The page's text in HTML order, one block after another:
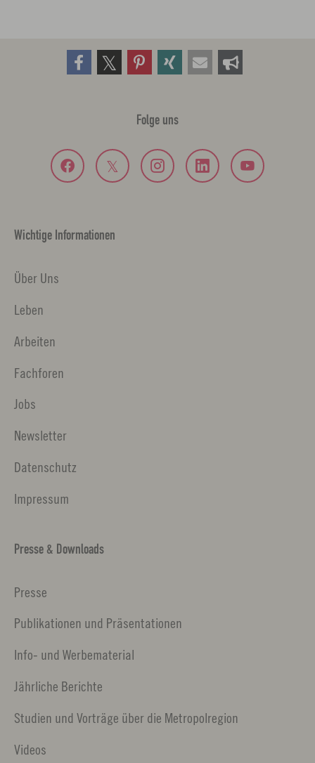
Folge uns
Wichtige Informationen
Über Uns
Leben
Arbeiten
Fachforen
Jobs
Newsletter
Datenschutz
Impressum
Presse & Downloads
Presse
Publikationen und Präsentationen
Info- und Werbematerial
Jährliche Berichte
Studien und Vorträge über die Metropolregion
Videos